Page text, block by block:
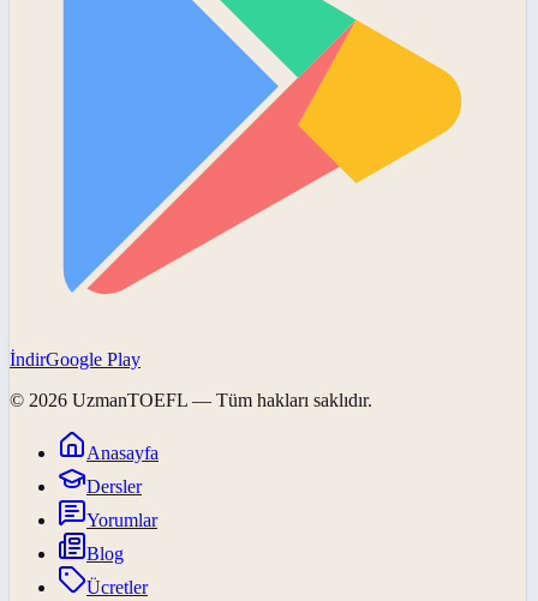
İndirGoogle Play
© 2026 UzmanTOEFL — Tüm hakları saklıdır.
Anasayfa
Dersler
Yorumlar
Blog
Ücretler